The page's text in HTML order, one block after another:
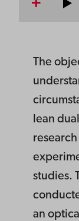
The
lean
studies.
an